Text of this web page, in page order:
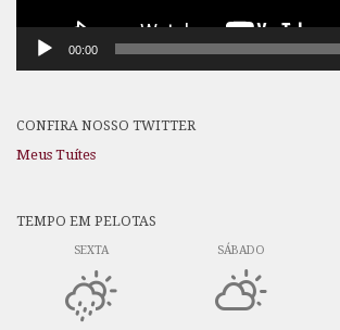
00:00
CONFIRA NOSSO TWITTER
Meus Tuítes
TEMPO EM PELOTAS
SEXTA SÁBADO